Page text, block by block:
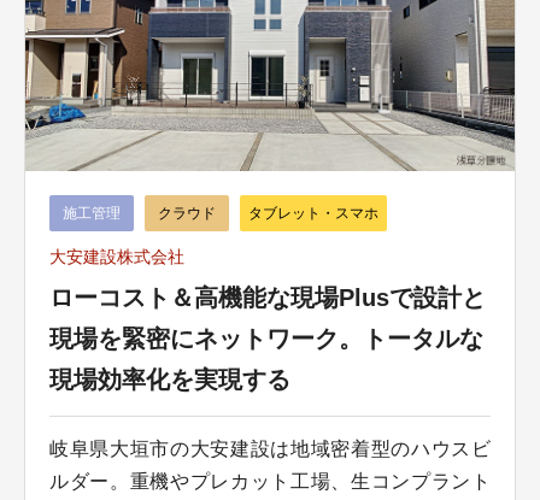
施工管理 クラウド タブレット・スマホ
大安建設株式会社
ローコスト＆高機能な現場Plusで設計と
現場を緊密にネットワーク。トータルな
現場効率化を実現する
岐阜県大垣市の大安建設は地域密着型のハウスビ
ルダー。重機やプレカット工場、生コンプラント